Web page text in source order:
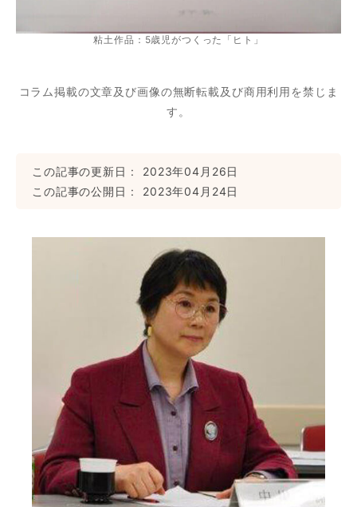
粘土作品：5歳児がつくった「ヒト」
コラム掲載の文章及び画像の無断転載及び商用利用を禁じま
す。
この記事の更新日
2023年04月26日
この記事の公開日
2023年04月24日